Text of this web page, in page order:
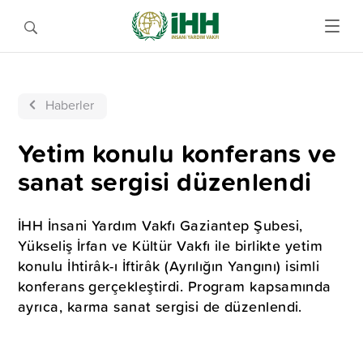
Haberler
Yetim konulu konferans ve
sanat sergisi düzenlendi
İHH İnsani Yardım Vakfı Gaziantep Şubesi,
Yükseliş İrfan ve Kültür Vakfı ile birlikte yetim
konulu İhtirâk-ı İftirâk (Ayrılığın Yangını) isimli
konferans gerçekleştirdi. Program kapsamında
ayrıca, karma sanat sergisi de düzenlendi.